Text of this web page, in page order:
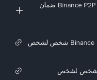
كيف أحمي نفسي من الاحتيال؟ Binance P2P ضمان
شخص لشخص